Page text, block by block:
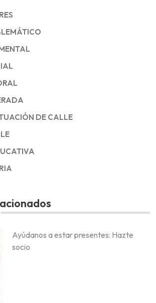
DE CALLE
Ayúdanos a estar presentes: Hazte
socio